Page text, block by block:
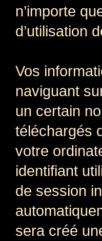
n’importe
d’utilisation
Vos
naviguant
un certain
téléchargés
votre
identifiant
de session
sera créé